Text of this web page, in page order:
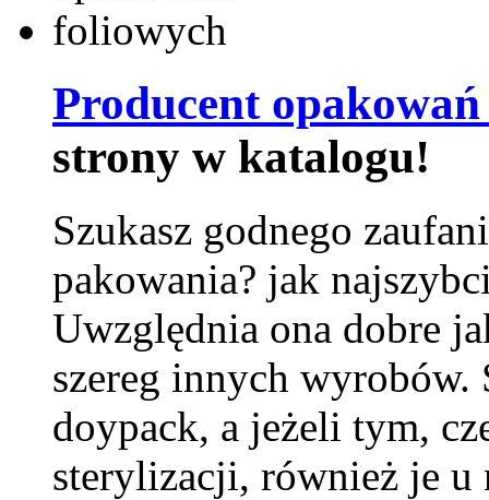
Producent
strony w katalogu!
Szukasz godnego
pakowania? jak
Uwzględnia ona dobre
szereg innych
doypack, a jeżeli tym,
sterylizacji, również je u